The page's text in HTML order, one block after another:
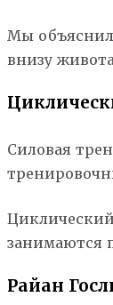
Мы
внизу
Силовая
занимаются
Райан